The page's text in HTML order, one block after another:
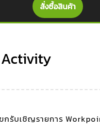
สั่งซื้อสินค้า
Activity
กรับเชิญรายการ